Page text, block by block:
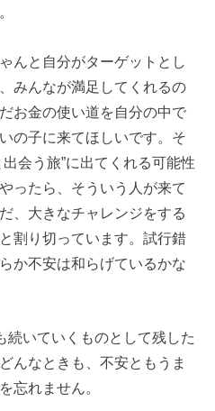
んと自分がターゲットとし
みんなが満足してくれるの
お金の使い道を自分の中で
の子に来てほしいです。そ
会う旅”に出てくれる可能性
ったら、そういう人が来て
、大きなチャレンジをする
割り切っています。試行錯
か不安は和らげているかな
続いていくものとして残した
んなときも、不安ともうま
忘れません。